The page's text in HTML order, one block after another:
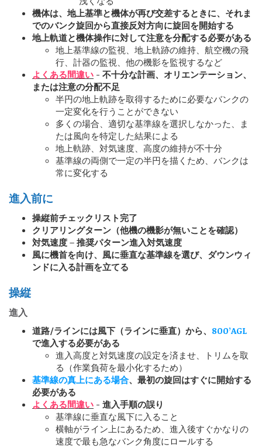
機体は、地上基準と機体が再び交差するときに、それま
でのバンク旋回から直接反対方向に旋回を開始する
地上軌道と機体操作に対して注意を分配する必要がある
地上基準線の監視、地上軌跡の維持、航空機の飛
行、計器の監視、他の機影を監視するなど
よくある間違い - 不十分な計画、オリエンテーション、
または注意の分配不足
半円の地上軌跡を取得するために必要なバンクの
一定変化を行うことができない
多くの場合、適切な基準線を選択しなかった、ま
たは風向を特定した結果による
地上軌跡、対気速度、高度の維持が不十分
基準線の両側で一定の半円を描くため、バンクは
常に変化する
進入前に
操縦前チェックリスト完了
クリアリングターン（他機の機影が無いことを確認）
対気速度 – 推奨パターン進入対気速度
風に機首を向け、風に垂直な基準線を選び、ダウンウィ
ンドに入る計画を立てる
操縦
進入
道路/ラインには風下（ラインに垂直）から、 800’AGL
で進入する必要がある
進入高度と対気速度の設定を済ませ、トリムを取
る（作業負荷を最小化するため）
基準線の真上にある場合、最初の旋回はすぐに開始する
必要がある
よくある間違い - 進入手順の誤り
基準線に垂直な風下に入ること
横軸がライン上にあるため、進入後すぐかなりの
速度で最も急なバンク角度にロールする